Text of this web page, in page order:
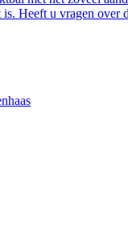
Heeft u vragen over